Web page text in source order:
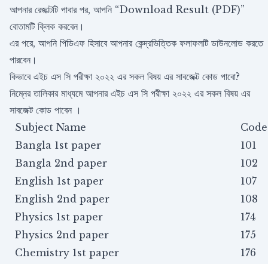
আপনার রেজাল্টটি পাবার পর, আপনি “Download Result (PDF)”
বোতামটি ক্লিক করবেন।
এর পরে, আপনি পিডিএফ হিসাবে আপনার কেন্দ্রভিত্তিক ফলাফলটি ডাউনলোড করতে
পারবেন।
কিভাবে এইচ এস সি পরীক্ষা ২০২২ এর সকল বিষয় এর সাবজেক্ট কোড পাবো?
নিম্নের তালিকার মাধ্যমে আপনার এইচ এস সি পরীক্ষা ২০২২ এর সকল বিষয় এর
সাবজেক্ট কোড পাবেন ।
Subject Name
Code
Bangla 1st paper
101
Bangla 2nd paper
102
English 1st paper
107
English 2nd paper
108
Physics 1st paper
174
Physics 2nd paper
175
Chemistry 1st paper
176